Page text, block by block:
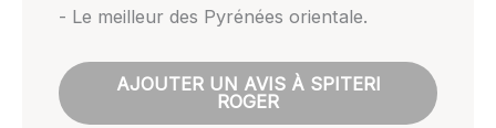
- Le meilleur des Pyrénées orientale.
AJOUTER UN AVIS À SPITERI
ROGER